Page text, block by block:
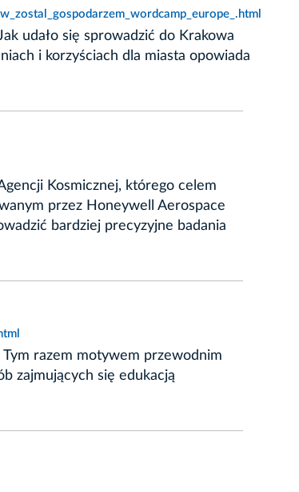
udało się sprowadzić do Krakowa
i korzyściach dla miasta opowiada
Kosmicznej, którego celem
przez Honeywell Aerospace
bardziej precyzyjne badania
razem motywem przewodnim
zajmujących się edukacją